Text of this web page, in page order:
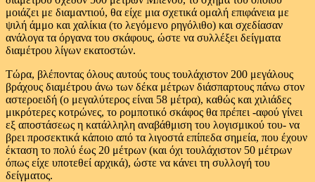
μοιάζει με διαμαντιού, θα είχε μια σχετικά ομαλή επιφάνεια με
ψιλή άμμο και χαλίκια (το λεγόμενο ρηγόλιθο) και σχεδίασαν
ανάλογα τα όργανα του σκάφους, ώστε να συλλέξει δείγματα
διαμέτρου λίγων εκατοστών.
Τώρα, βλέποντας όλους αυτούς τους τουλάχιστον 200 μεγάλους
βράχους διαμέτρου άνω των δέκα μέτρων διάσπαρτους πάνω στον
αστεροειδή (ο μεγαλύτερος είναι 58 μέτρα), καθώς και χιλιάδες
μικρότερες κοτρώνες, το ρομποτικό σκάφος θα πρέπει -αφού γίνει
εξ αποστάσεως η κατάλληλη αναβάθμιση του λογισμικού του- να
βρει προσεκτικά κάποιο από τα λιγοστά επίπεδα σημεία, που έχουν
έκταση το πολύ έως 20 μέτρων (και όχι τουλάχιστον 50 μέτρων
όπως είχε υποτεθεί αρχικά), ώστε να κάνει τη συλλογή του
δείγματος.